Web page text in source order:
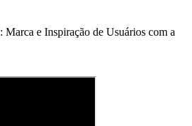
e Inspiração de Usuários com a